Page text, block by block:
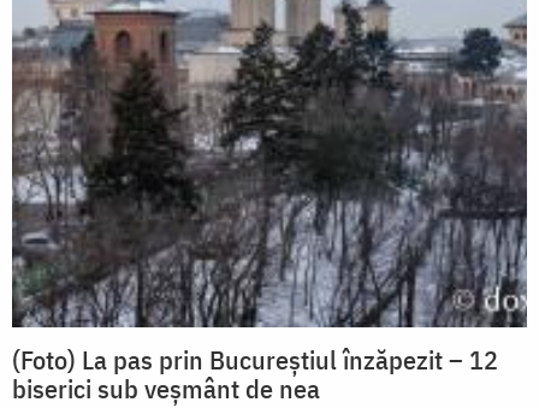
(Foto) La pas prin Bucureștiul înzăpezit – 12
biserici sub veșmânt de nea